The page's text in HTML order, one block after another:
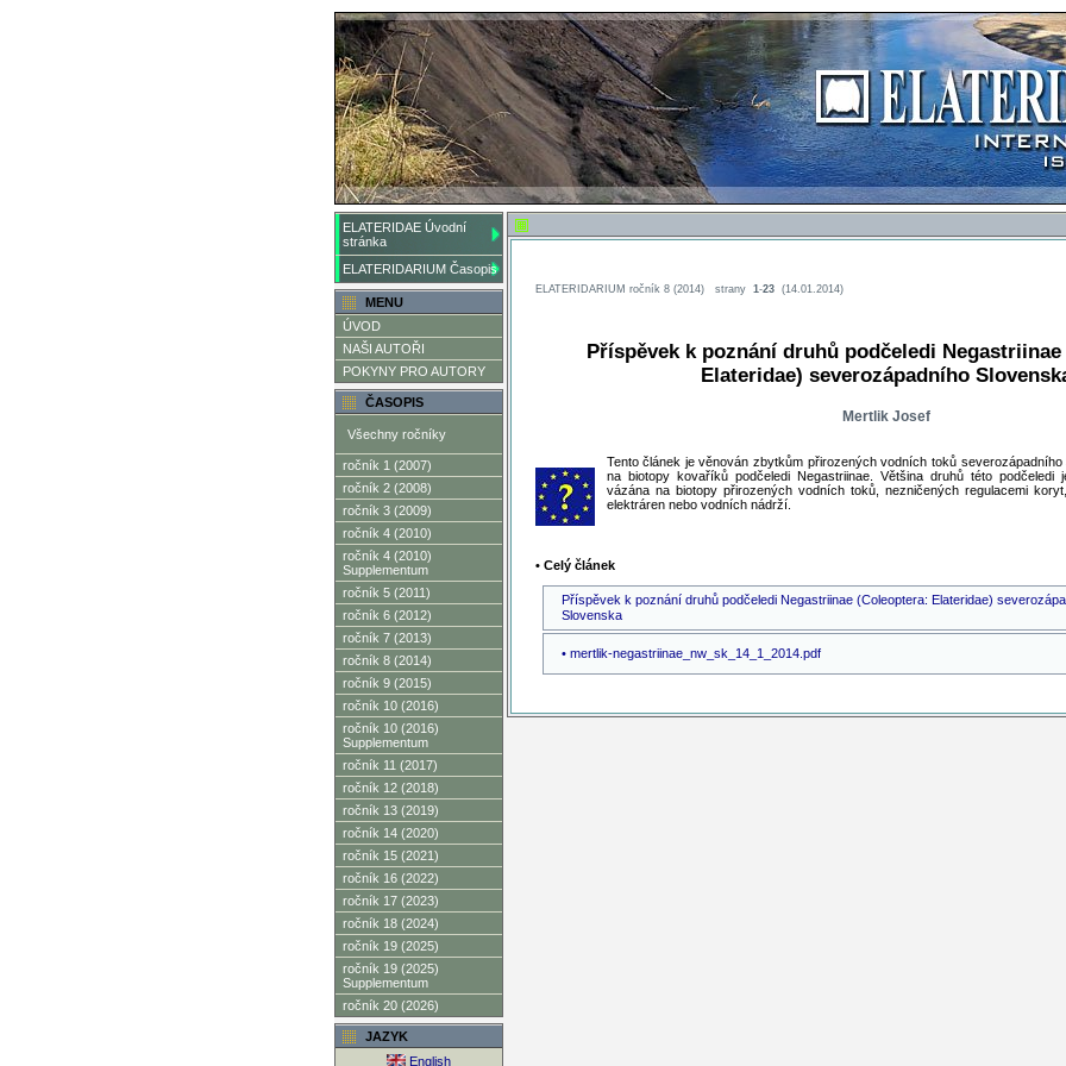
ELATERIDAE Úvodní
stránka
ELATERIDARIUM Časopis
MENU
ÚVOD
NAŠI AUTOŘI
POKYNY PRO AUTORY
ČASOPIS
Všechny ročníky
ročník 1 (2007)
ročník 2 (2008)
ročník 3 (2009)
ročník 4 (2010)
ročník 4 (2010)
Supplementum
ročník 5 (2011)
ročník 6 (2012)
ročník 7 (2013)
ročník 8 (2014)
ročník 9 (2015)
ročník 10 (2016)
ročník 10 (2016)
Supplementum
ročník 11 (2017)
ročník 12 (2018)
ročník 13 (2019)
ročník 14 (2020)
ročník 15 (2021)
ročník 16 (2022)
ročník 17 (2023)
ročník 18 (2024)
ročník 19 (2025)
ročník 19 (2025)
Supplementum
ročník 20 (2026)
JAZYK
English
ELATERIDARIUM ročník 8 (2014) strany 1-23(14.01.2014)
Příspěvek k poznání druhů podčeledi
Elateridae) severozápadního
Mertlik Josef
Tento článek je věnován zbytkům přirozených vodních toků
na biotopy kovaříků podčeledi Negastriinae. Většina druhů této podčeledi
vázána na biotopy přirozených vodních toků, nezničených regulacemi
elektráren nebo vodních nádrží.
• Celý článek
Příspěvek k poznání druhů podčeledi Negastriinae (Coleoptera: Elateridae)
Slovenska
• mertlik-negastriinae_nw_sk_14_1_2014.pdf